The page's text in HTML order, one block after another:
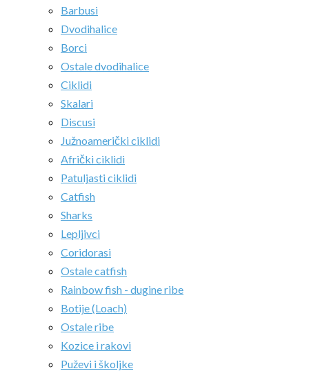
Barbusi
Dvodihalice
Borci
Ostale dvodihalice
Ciklidi
Skalari
Discusi
Južnoamerički ciklidi
Afrički ciklidi
Patuljasti ciklidi
Catfish
Sharks
Lepljivci
Coridorasi
Ostale catfish
Rainbow fish - dugine ribe
Botije (Loach)
Ostale ribe
Kozice i rakovi
Puževi i školjke